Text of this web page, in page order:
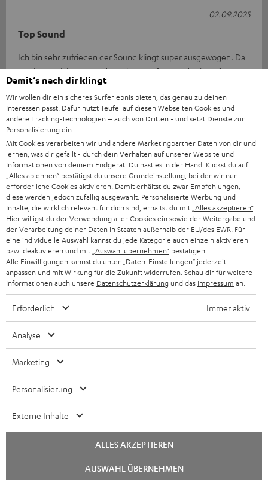
Top Sound
Ich bin sehr zufrieden der Sound klingt super ausgewogen. Da
macht Musik hören wieder richtig Spaß wir sind sehr zufrieden.
Es werden mit Si
Komplette Bewertung lesen
Rene T.
02.09.2025
10 / 116
automatisiert übersetzt durch
DeepL
MEHR ANZEIGEN
„… ist und bleibt ein Highlight in seiner Preisklasse …“
HiFi Vision
„… gefällt auf Anhieb durch seine angenehme, lockere
Spielweise …“
Damit‘s nach dir klingt
Wir wollen dir ein sicheres Surferlebnis bieten, das genau zu deinen
Interessen passt. Dafür nutzt Teufel auf diesen Webseiten Cookies und
andere Tracking-Technologien – auch von Dritten - und setzt Dienste zur
Personalisierung ein.
Mit Cookies verarbeiten wir und andere Marketingpartner Daten von dir und
lernen, was dir gefällt - durch dein Verhalten auf unserer Website und
Informationen von deinem Endgerät. Du hast es in der Hand: Klickst du auf
„Alles ablehnen“ bestätigst du unsere Grundeinstellung, bei der wir nur
erforderliche Cookies aktivieren. Damit erhältst du zwar Empfehlungen,
diese werden jedoch zufällig ausgewählt. Personalisierte Werbung und
Inhalte, die wirklich relevant für dich sind, erhältst du mit „Alles akzeptieren“.
Hier willigst du der Verwendung aller Cookies ein sowie der Weitergabe und
der Verarbeitung deiner Daten in Staaten außerhalb der EU/des EWR. Für
eine individuelle Auswahl kannst du jede Kategorie auch einzeln aktivieren
bzw. deaktivieren und mit „Auswahl übernehmen“ bestätigen.
Alle Einwilligungen kannst du unter „Daten-Einstellungen“ jederzeit
anpassen und mit Wirkung für die Zukunft widerrufen. Schau dir für weitere
Informationen auch unsere Datenschutzerklärung und das Impressum an.
Erforderlich Immer aktiv
Analyse
Marketing
Personalisierung
Externe Inhalte
ALLES AKZEPTIEREN
AUSWAHL ÜBERNEHMEN